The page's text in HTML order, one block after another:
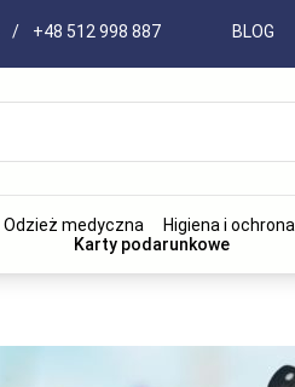
/ +48 512 998 887 BLOG
Odzież medyczna Higiena i ochrona
Karty podarunkowe